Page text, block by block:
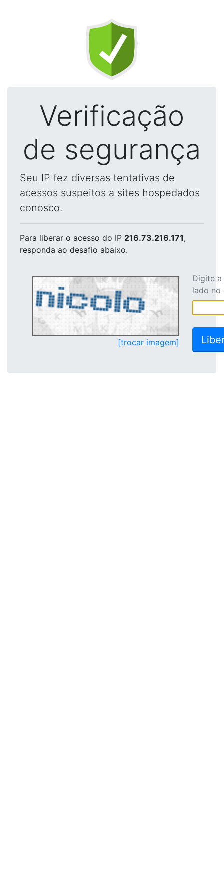
Verificação
de segurança
Seu IP fez diversas tentativas de
acessos suspeitos a sites hospedados
conosco.
Para liberar o acesso do IP 216.73.216.171,
responda ao desafio abaixo.
[trocar imagem]
Digite
lado no